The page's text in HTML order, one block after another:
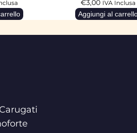
€3,00 IVA Inclusa
Aggiungi al